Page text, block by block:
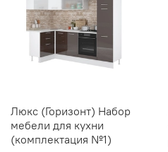
Люкс (Горизонт) Набор
мебели для кухни
(комплектация №1)